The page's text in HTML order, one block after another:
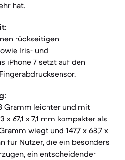
hat.
rückseitigen
Iris- und
iPhone 7 setzt auf den
Gramm leichter und mit
x 67,1 x 7,1 mm kompakter als
wiegt und 147,7 x 68,7 x
für Nutzer, die ein besonders
ein entscheidender